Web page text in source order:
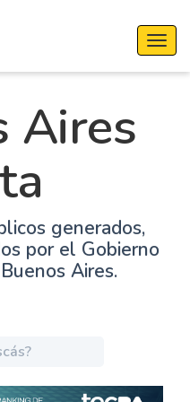
Aires
generados,
por el Gobierno
Aires.